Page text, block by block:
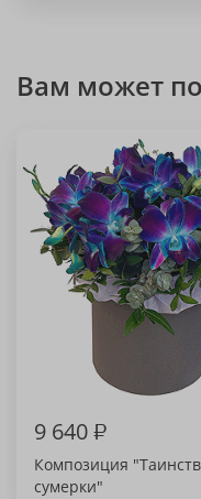
Вам может
9 640₽
Композиция
сумерки"